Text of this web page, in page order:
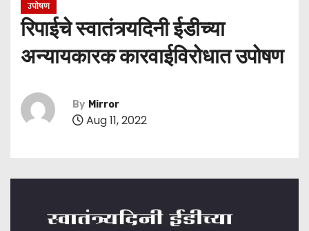
उपोषण
रिपाईचे स्वातंत्र्यदिनी ईडीच्या
अन्यायकारक कारवाईविरोधात उपोषण
By Mirror
Aug 11, 2022